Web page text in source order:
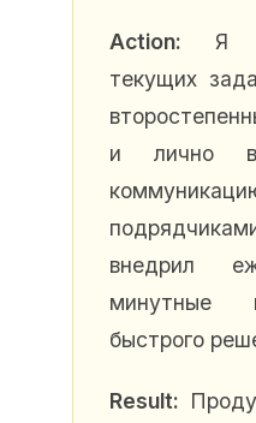
Action: Я
текущих
и лично
внедрил
минутные
быстрого
Result: